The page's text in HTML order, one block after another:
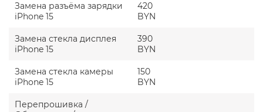
Замена разъёма зарядки
iPhone 15
420
BYN
Замена стекла дисплея
iPhone 15
390
BYN
Замена стекла камеры
iPhone 15
150
BYN
Перепрошивка /